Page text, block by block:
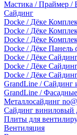
Мастика / Праймер /
Сайдинг
Docke / Дёке
Docke / Дёке
Docke / Дёке
Docke / Дёке Панель
Docke / Дёке
Docke / Дёке
Docke / Дёке
GrandLine / Сайдинг
GrandLine /
Металлосайдинг no@
Сайдинг виниловый
Плиты для
Вентиляция